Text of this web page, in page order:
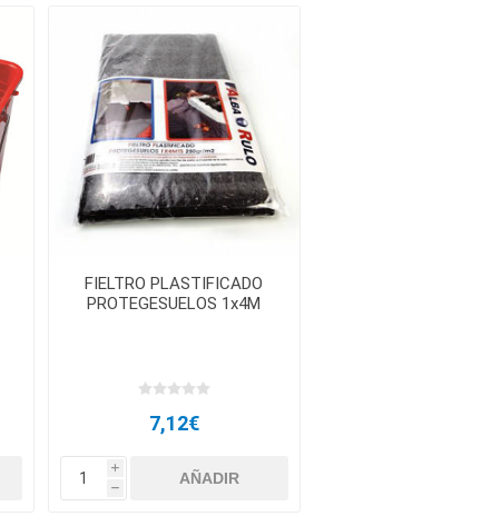
FIELTRO PLASTIFICADO
PROTEGESUELOS 1x4M
7,12€
i
h